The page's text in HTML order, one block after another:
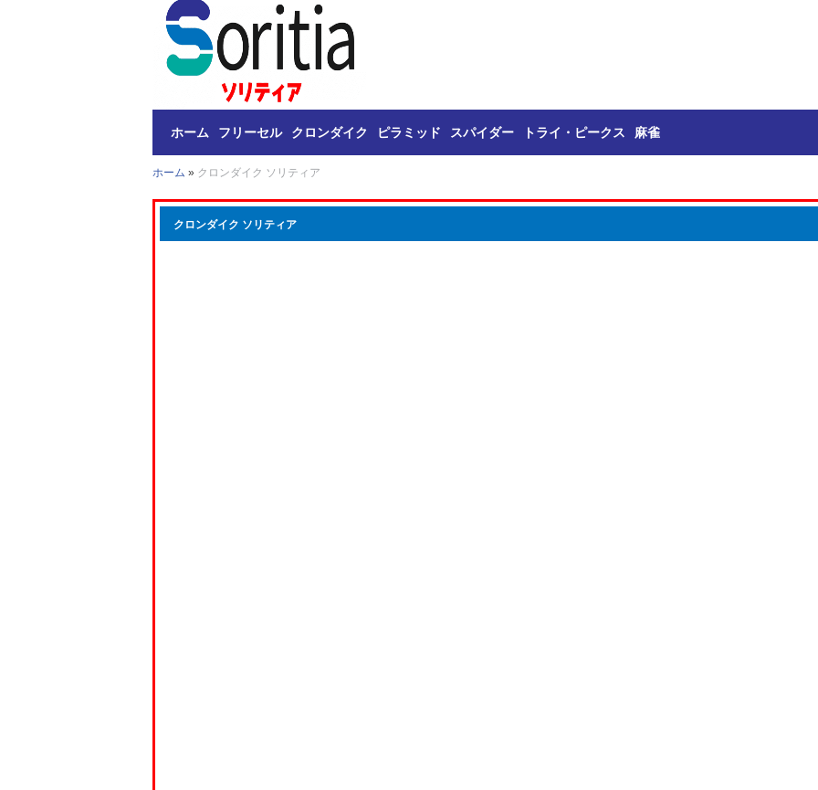
ホーム フリーセル クロンダイク ピラミッド スパイダー トライ・ピークス 麻雀
ホーム » クロンダイク ソリティア
クロンダイク ソリティア